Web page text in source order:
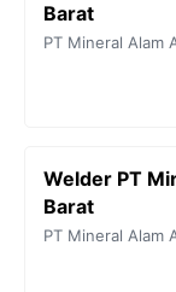
Barat
PT Mineral Alam
Welder PT
Barat
PT Mineral Alam